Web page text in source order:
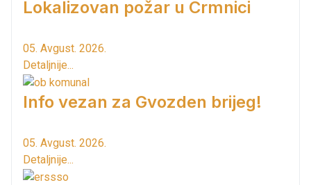
Lokalizovan požar u Crmnici
05. Avgust. 2026.
Detaljnije...
Info vezan za Gvozden brijeg!
05. Avgust. 2026.
Detaljnije...